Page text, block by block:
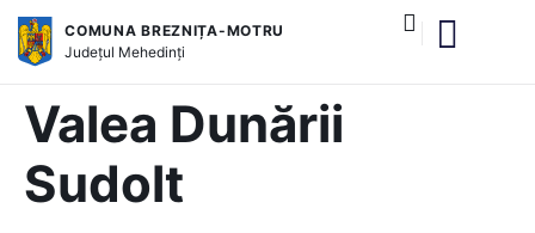
COMUNA BREZNIȚA-MOTRU
Județul Mehedinți
Valea Dunării
Sudolt